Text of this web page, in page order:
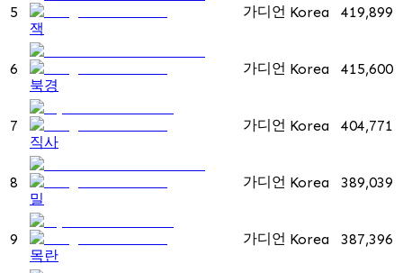
5
잭
가디언 Korea 419,899
6
북경
가디언 Korea 415,600
7
직사
가디언 Korea 404,771
8
밀
가디언 Korea 389,039
9
목란
가디언 Korea 387,396